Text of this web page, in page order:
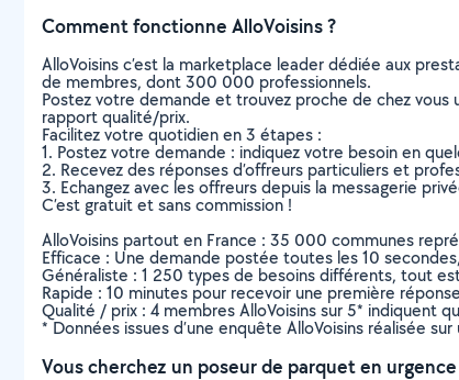
Comment fonctionne AlloVoisins ?
AlloVoisins c’est la marketplace leader dédiée aux
de membres, dont 300 000 professionnels.
Postez votre demande et trouvez proche de chez
rapport qualité/prix.
Facilitez votre quotidien en 3 étapes :
1. Postez votre demande : indiquez votre besoin en
2. Recevez des réponses d’offreurs particuliers et
3. Echangez avec les offreurs depuis la messagerie
C’est gratuit et sans commission !
AlloVoisins partout en France : 35 000 communes
Efficace : Une demande postée toutes les 10
Généraliste : 1 250 types de besoins différents, tout
Rapide : 10 minutes pour recevoir une première
Qualité / prix : 4 membres AlloVoisins sur 5* indiquent
* Données issues d’une enquête AlloVoisins réalisée
Vous cherchez un poseur de parquet en urgence